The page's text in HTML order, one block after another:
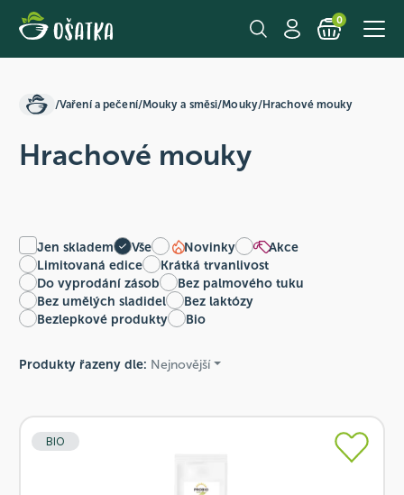
0
/Vaření a pečení/Mouky a směsi/Mouky/Hrachové mouky
Hrachové mouky
Jen skladem Vše Novinky
Akce
Limitovaná edice
Krátká trvanlivost
Do vyprodání zásob
Bez palmového tuku
Bez umělých sladidel
Bez laktózy
Bezlepkové produkty
Bio
Produkty řazeny dle: Nejnovější
BIO